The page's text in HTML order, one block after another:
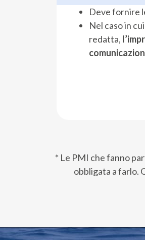
Deve fornire
Nel caso in
redatta,
* Le PMI che fanno
obbligata a farlo.